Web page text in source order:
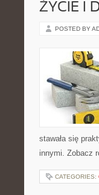
ŻYCIE I
POSTED BY
stawała się
innymi. Zobacz
CATEGORIES: